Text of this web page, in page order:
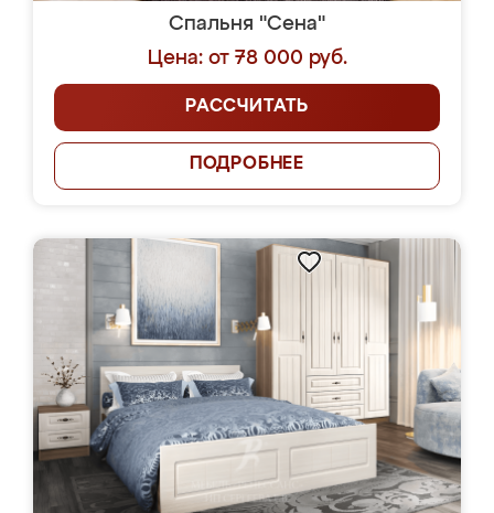
Спальня "Сена"
Цена: от 78 000 руб.
РАССЧИТАТЬ
ПОДРОБНЕЕ